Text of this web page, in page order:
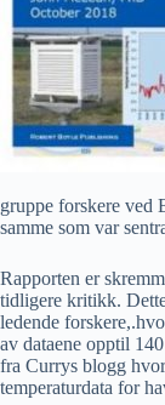
gruppe forskere ved
samme som var
Rapporten er
tidligere kritikk.
ledende
av dataene opptil
fra Currys blogg
temperaturdata for